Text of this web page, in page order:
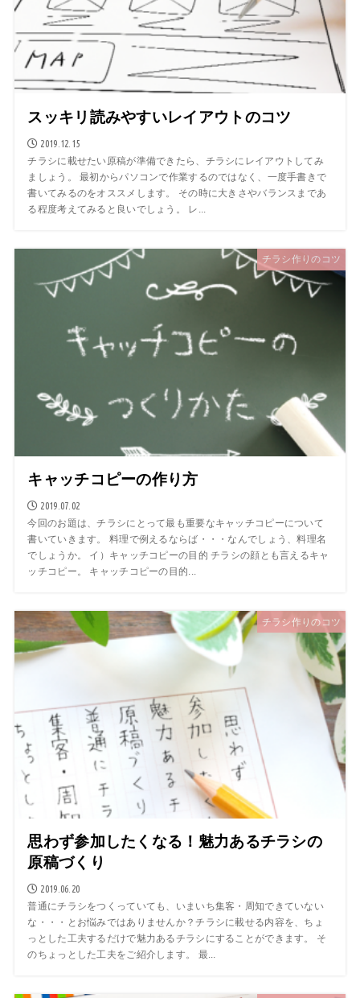
スッキリ読みやすいレイアウトのコツ
2019.12.15
チラシに載せたい原稿が準備できたら、チラシにレイアウトしてみ
ましょう。 最初からパソコンで作業するのではなく、一度手書きで
書いてみるのをオススメします。 その時に大きさやバランスまであ
る程度考えてみると良いでしょう。 レ...
チラシ作りのコツ
キャッチコピーの作り方
2019.07.02
今回のお題は、チラシにとって最も重要なキャッチコピーについて
書いていきます。 料理で例えるならば・・・なんでしょう、料理名
でしょうか。 イ）キャッチコピーの目的 チラシの顔とも言えるキャ
ッチコピー。 キャッチコピーの目的...
チラシ作りのコツ
思わず参加したくなる！魅力あるチラシの
原稿づくり
2019.06.20
普通にチラシをつくっていても、いまいち集客・周知できていない
な・・・とお悩みではありませんか？チラシに載せる内容を、ちょ
っとした工夫するだけで魅力あるチラシにすることができます。 そ
のちょっとした工夫をご紹介します。 最...